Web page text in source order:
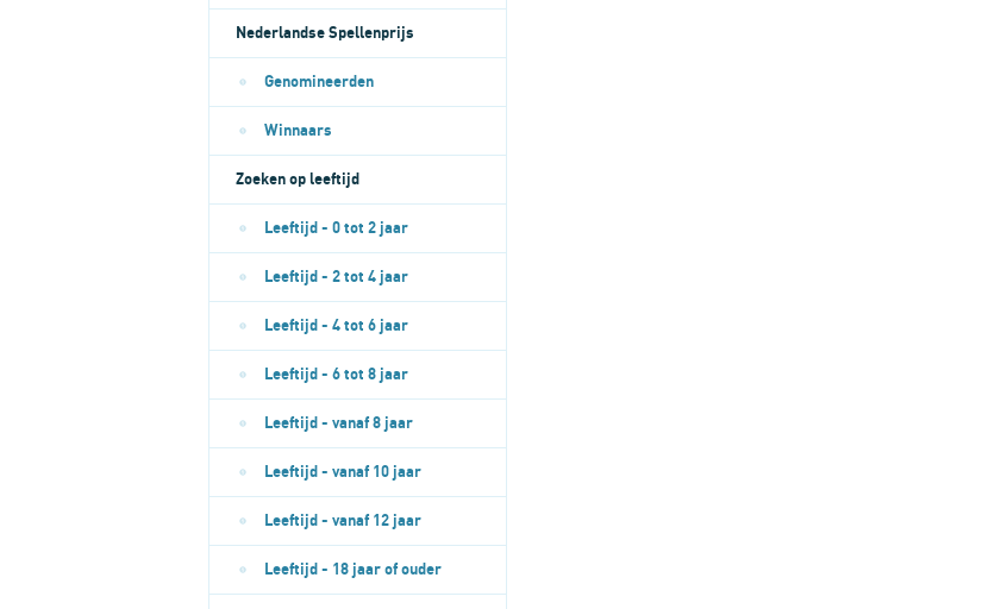
Nederlandse Spellenprijs
Genomineerden
Winnaars
Zoeken op leeftijd
Leeftijd - 0 tot 2 jaar
Leeftijd - 2 tot 4 jaar
Leeftijd - 4 tot 6 jaar
Leeftijd - 6 tot 8 jaar
Leeftijd - vanaf 8 jaar
Leeftijd - vanaf 10 jaar
Leeftijd - vanaf 12 jaar
Leeftijd - 18 jaar of ouder